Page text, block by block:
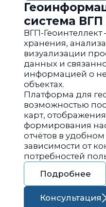
система ВГП
ВГП-Геоинтеллект
хранения,
визуализации
данных и
информацией о
объектах.
Платформа для
возможностью
карт,
формирования
отчётов в
зависимости от
потребностей
Подробнее
Консультация